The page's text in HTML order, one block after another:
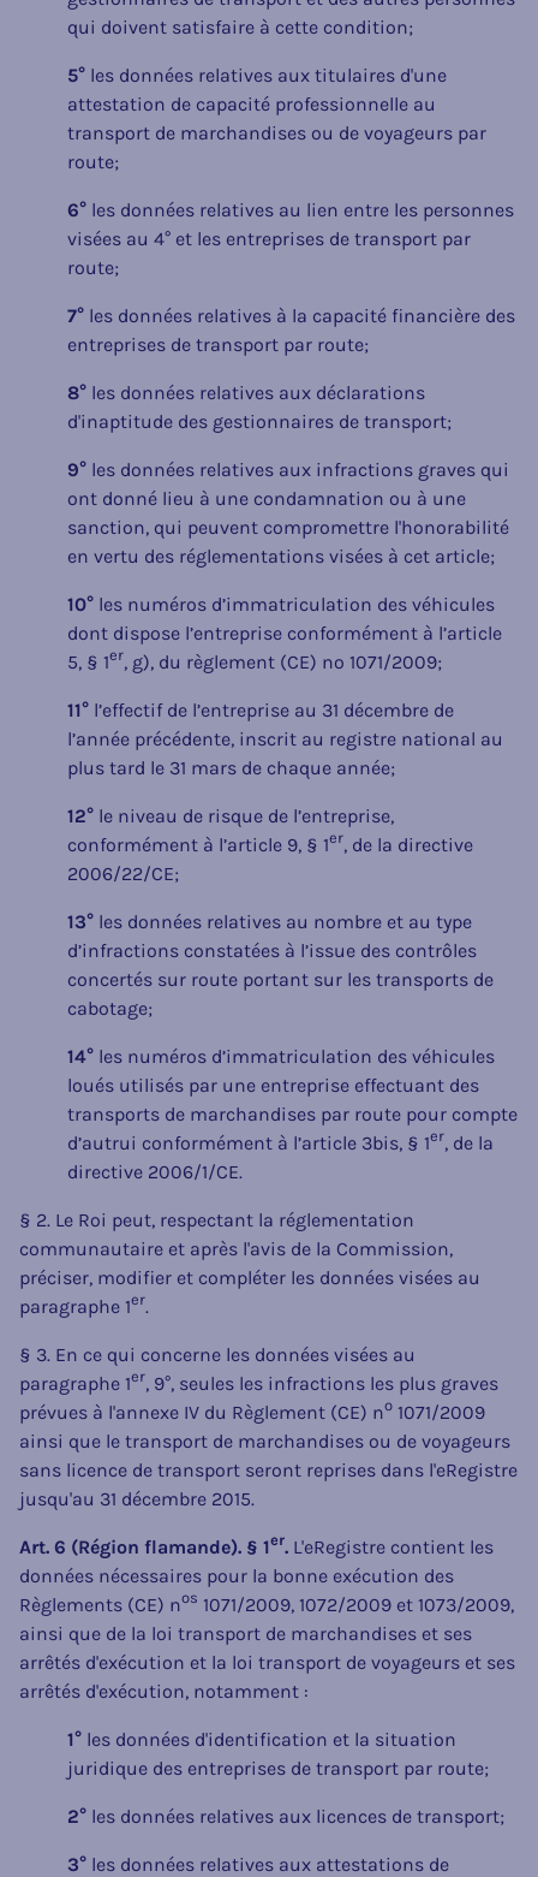
qui doivent satisfaire à cette condition;
5° les données relatives aux titulaires d'une
attestation de capacité professionnelle au
transport de marchandises ou de voyageurs par
route;
6° les données relatives au lien entre les personnes
visées au 4° et les entreprises de transport par
route;
7° les données relatives à la capacité financière des
entreprises de transport par route;
8° les données relatives aux déclarations
d'inaptitude des gestionnaires de transport;
9° les données relatives aux infractions graves qui
ont donné lieu à une condamnation ou à une
sanction, qui peuvent compromettre l'honorabilité
en vertu des réglementations visées à cet article;
10° les numéros d’immatriculation des véhicules
dont dispose l’entreprise conformément à l’article
5, § 1er, g), du règlement (CE) nº 1071/2009;
11° l’effectif de l’entreprise au 31 décembre de
l’année précédente, inscrit au registre national au
plus tard le 31 mars de chaque année;
12° le niveau de risque de l’entreprise,
conformément à l’article 9, § 1er, de la directive
2006/22/CE;
13° les données relatives au nombre et au type
d’infractions constatées à l’issue des contrôles
concertés sur route portant sur les transports de
cabotage;
14° les numéros d’immatriculation des véhicules
loués utilisés par une entreprise effectuant des
transports de marchandises par route pour compte
d’autrui conformément à l’article 3bis, § 1er, de la
directive 2006/1/CE.
§ 2. Le Roi peut, respectant la réglementation
communautaire et après l'avis de la Commission,
préciser, modifier et compléter les données visées au
paragraphe 1er.
§ 3. En ce qui concerne les données visées au
paragraphe 1er, 9°, seules les infractions les plus graves
prévues à l'annexe IV du Règlement (CE) no 1071/2009
ainsi que le transport de marchandises ou de voyageurs
sans licence de transport seront reprises dans l'eRegistre
jusqu'au 31 décembre 2015.
Art. 6 (Région flamande). § 1er. L'eRegistre contient les
données nécessaires pour la bonne exécution des
Règlements (CE) nos 1071/2009, 1072/2009 et 1073/2009,
ainsi que de la loi transport de marchandises et ses
arrêtés d'exécution et la loi transport de voyageurs et ses
arrêtés d'exécution, notamment :
1° les données d'identification et la situation
juridique des entreprises de transport par route;
2° les données relatives aux licences de transport;
3° les données relatives aux attestations de